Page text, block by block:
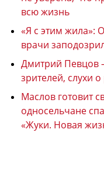
всю жизнь
«Я с этим жила»:
врачи
Дмитрий Певцов
зрителей, слухи
Маслов готовит
односельчане
«Жуки. Новая